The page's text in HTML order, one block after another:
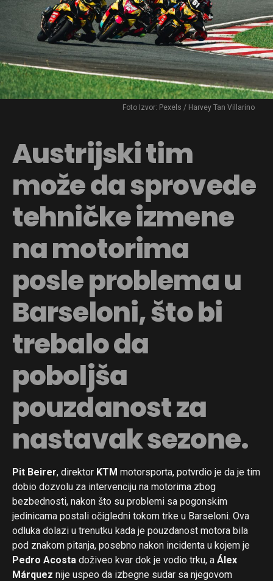
Foto Izvor: Pexels / Harvey Tan Villarino
Austrijski tim
može da sprovede
tehničke izmene
na motorima
posle problema u
Barseloni, što bi
trebalo da
poboljša
pouzdanost za
nastavak sezone.
Pit Beirer, direktor KTM motorsporta, potvrdio je da je tim
dobio dozvolu za intervenciju na motorima zbog
bezbednosti, nakon što su problemi sa pogonskim
jedinicama postali očigledni tokom trke u Barseloni. Ova
odluka dolazi u trenutku kada je pouzdanost motora bila
pod znakom pitanja, posebno nakon incidenta u kojem je
Pedro Acosta doživeo kvar dok je vodio trku, a Álex
Márquez nije uspeo da izbegne sudar sa njegovom